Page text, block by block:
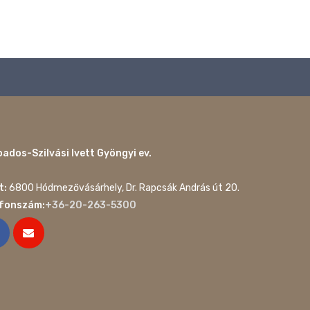
Szilvási Ivett Gyöngyi ev.
6800 Hódmezővásárhely, Dr. Rapcsák András út 20.
+36-20-263-5300